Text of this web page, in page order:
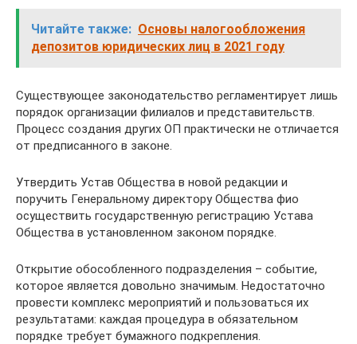
Читайте также: Основы налогообложения
депозитов юридических лиц в 2021 году
Существующее законодательство регламентирует лишь
порядок организации филиалов и представительств.
Процесс создания других ОП практически не отличается
от предписанного в законе.
Утвердить Устав Общества в новой редакции и
поручить Генеральному директору Общества фио
осуществить государственную регистрацию Устава
Общества в установленном законом порядке.
Открытие обособленного подразделения – событие,
которое является довольно значимым. Недостаточно
провести комплекс мероприятий и пользоваться их
результатами: каждая процедура в обязательном
порядке требует бумажного подкрепления.